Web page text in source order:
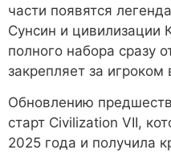
части появятся
Сунсин и цивилизации
полного набора сразу
закрепляет за игроком
Обновлению
старт Civilization VII,
2025 года и получила